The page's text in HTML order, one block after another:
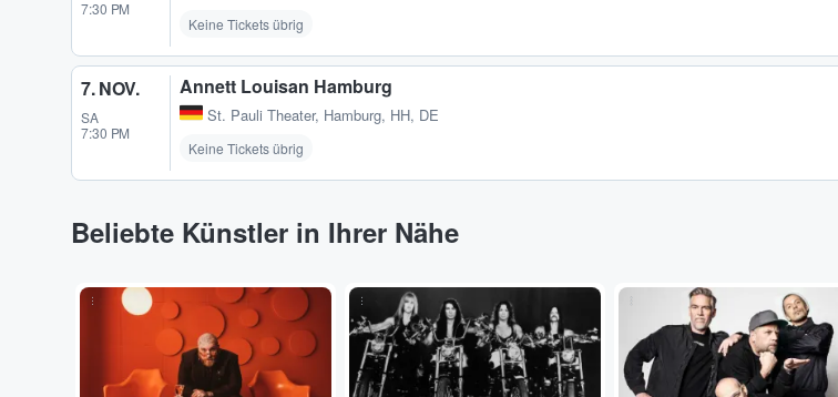
7:30 PM
Keine Tickets übrig
7. NOV.
SA
7:30 PM
Annett Louisan Hamburg
St. Pauli Theater, Hamburg, HH, DE
Keine Tickets übrig
Beliebte Künstler in Ihrer Nähe
... ...